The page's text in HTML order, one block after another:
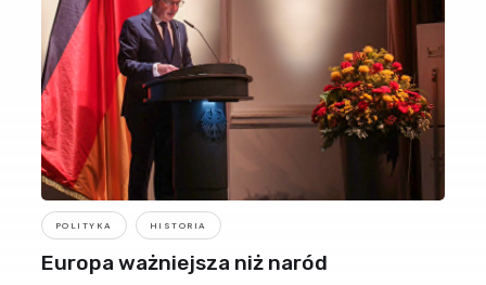
POLITYKA HISTORIA
Europa ważniejsza niż naród